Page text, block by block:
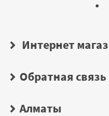
Интернет
Обратная связь
Алматы